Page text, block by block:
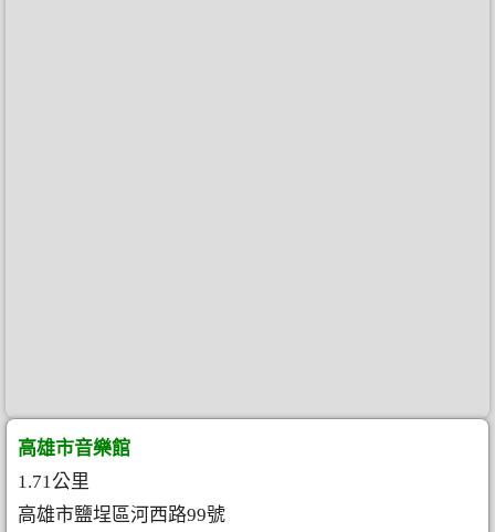
高雄市音樂館
1.71公里
高雄市鹽埕區河西路99號